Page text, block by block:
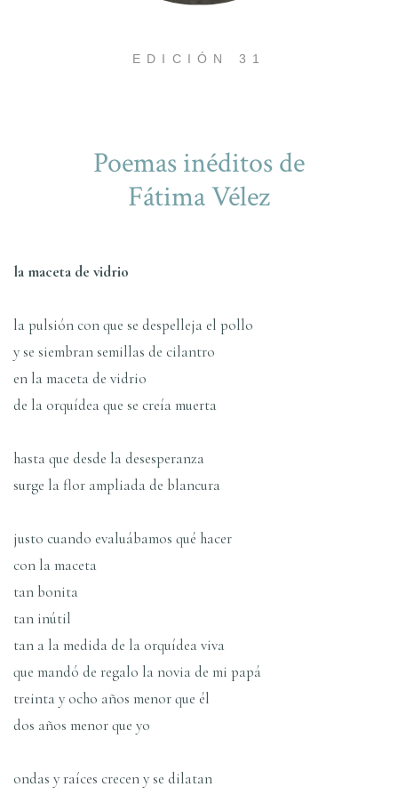
EDICIÓN 31
Poemas inéditos de
Fátima Vélez
la maceta de vidrio
la pulsión con que se despelleja el pollo
y se siembran semillas de cilantro
en la maceta de vidrio
de la orquídea que se creía muerta
hasta que desde la desesperanza
surge la flor ampliada de blancura
justo cuando evaluábamos qué hacer
con la maceta
tan bonita
tan inútil
tan a la medida de la orquídea viva
que mandó de regalo la novia de mi papá
treinta y ocho años menor que él
dos años menor que yo
ondas y raíces crecen y se dilatan